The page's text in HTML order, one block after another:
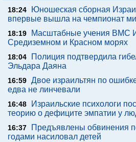
18:24
Юношеская сборная
впервые вышла на чемпионат
18:19
Масштабные учения ВМС
Средиземном и Красном морях
18:04
Полиция подтвердила
Эльдара Даяна
16:59 Двое израильтян по
едва не линчевали
16:48
Израильские психологи
теорию о дефиците эмпатии у
16:37
Предъявлены обвинения
годами насиловал детей